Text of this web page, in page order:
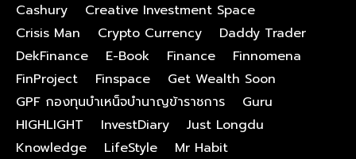
Cashury
Creative Investment Space
Crisis Man
Crypto Currency
Daddy Trader
DekFinance
E-Book Finance
Finnomena
FinProject
Finspace
Get Wealth Soon
GPF กองทุนบําเหน็จบํานาญข้าราชการ
Guru
HIGHLIGHT
InvestDiary
Just Longdu
Knowledge
LifeStyle
Mr Habit